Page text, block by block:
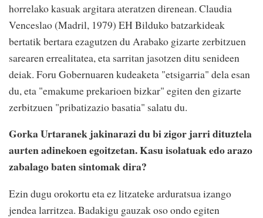
horrelako kasuak argitara ateratzen direnean. Claudia
Venceslao (Madril, 1979) EH Bilduko batzarkideak
bertatik bertara ezagutzen du Arabako gizarte zerbitzuen
sarearen errealitatea, eta sarritan jasotzen ditu senideen
deiak. Foru Gobernuaren kudeaketa "etsigarria" dela esan
du, eta "emakume prekarioen bizkar" egiten den gizarte
zerbitzuen "pribatizazio basatia" salatu du.
Gorka Urtaranek jakinarazi du bi zigor jarri dituztela
aurten adinekoen egoitzetan. Kasu isolatuak edo arazo
zabalago baten sintomak dira?
Ezin dugu orokortu eta ez litzateke arduratsua izango
jendea larritzea. Badakigu gauzak oso ondo egiten